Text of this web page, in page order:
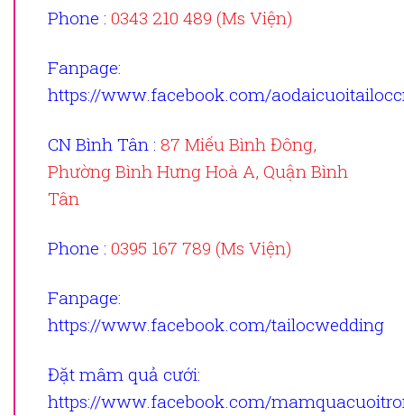
Phone : 0343 210 489 (Ms Viện)
Fanpage:
https://www.facebook.com/
CN Bình Tân : 87 Miếu Bình Đông,
Phường Bình Hưng Hoà A, Quận Bình
Tân
Phone : 0395 167 789 (Ms Viện)
Fanpage:
https://www.facebook.com/tailocwedding
Đặt mâm quả cưới:
https://www.facebook.com/